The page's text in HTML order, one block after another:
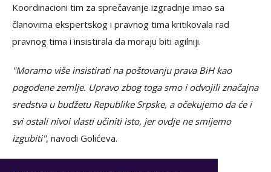
Koordinacioni tim za sprečavanje izgradnje imao sa
članovima ekspertskog i pravnog tima kritikovala rad
pravnog tima i insistirala da moraju biti agilniji.
"Moramo više insistirati na poštovanju prava BiH kao
pogođene zemlje. Upravo zbog toga smo i odvojili značajna
sredstva u budžetu Republike Srpske, a očekujemo da će i
svi ostali nivoi vlasti učiniti isto, jer ovdje ne smijemo
izgubiti", navodi Golićeva.